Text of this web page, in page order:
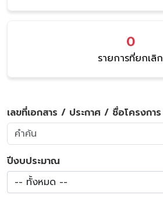
0
รายการที่ยกเลิก
เลขที่เอกสาร / ประกาศ / ชื่อโครงการ
ปีงบประมาณ
-- ทั้งหมด --